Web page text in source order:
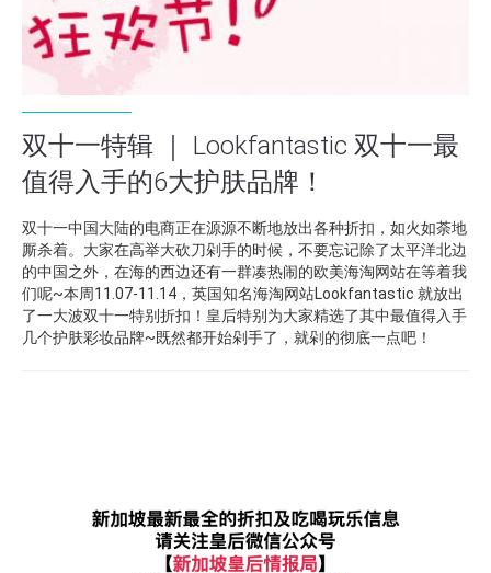
双十一特辑 ｜ Lookfantastic 双十一最
值得入手的6大护肤品牌！
双十一中国大陆的电商正在源源不断地放出各种折扣，如火如荼地
厮杀着。大家在高举大砍刀剁手的时候，不要忘记除了太平洋北边
的中国之外，在海的西边还有一群凑热闹的欧美海淘网站在等着我
们呢~本周11.07-11.14，英国知名海淘网站Lookfantastic 就放出
了一大波双十一特别折扣！皇后特别为大家精选了其中最值得入手
几个护肤彩妆品牌~既然都开始剁手了，就剁的彻底一点吧！